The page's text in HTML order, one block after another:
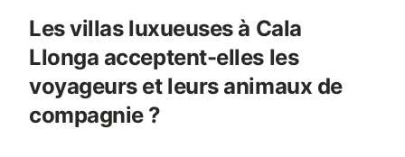
Les villas luxueuses à Cala
Llonga acceptent-elles les
voyageurs et leurs animaux de
compagnie ?